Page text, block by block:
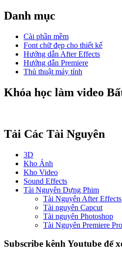
Danh mục
Cài phần mềm
Font chữ đẹp cho thiết kế
Hướng dẫn After Effects
Hướng dẫn Premiere
Thủ thuật máy tính
Khóa học làm video
Tải Các Tài Nguyên
3D
Kho Ảnh
Kho Video
Sound Effects
Tài Nguyên Dựng Phim
Tài Nguyên After Effects
Tài nguyên Capcut
Tài nguyên Photoshop
Tài Nguyên Premiere Pro
Subscribe kênh Youtube để